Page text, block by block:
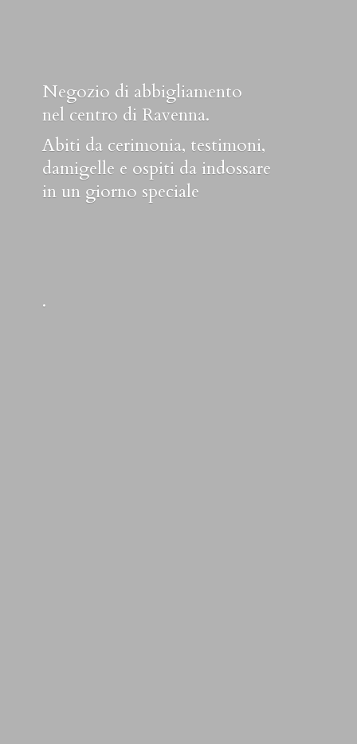
Negozio di abbigliamento
nel centro di Ravenna.
Abiti da cerimonia, testimoni,
damigelle e ospiti da indossare
in un giorno speciale
.